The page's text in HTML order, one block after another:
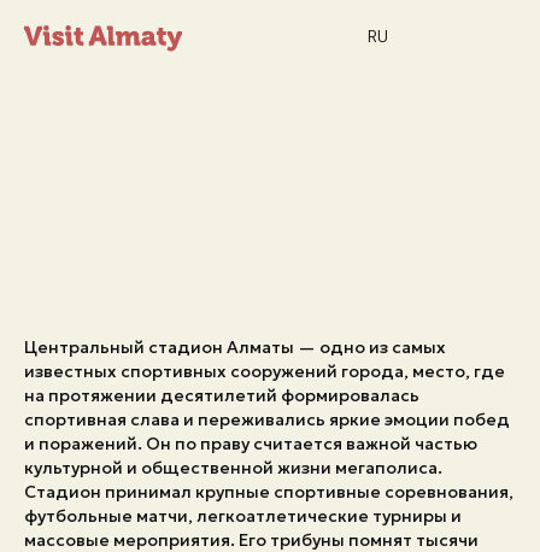
RU
Центральный стадион Алматы — одно из самых
известных спортивных сооружений города, место, где
на протяжении десятилетий формировалась
спортивная слава и переживались яркие эмоции побед
и поражений. Он по праву считается важной частью
культурной и общественной жизни мегаполиса.
Стадион принимал крупные спортивные соревнования,
футбольные матчи, легкоатлетические турниры и
массовые мероприятия. Его трибуны помнят тысячи
Дата и время Погода в Алматы
26°C
Мероприятия